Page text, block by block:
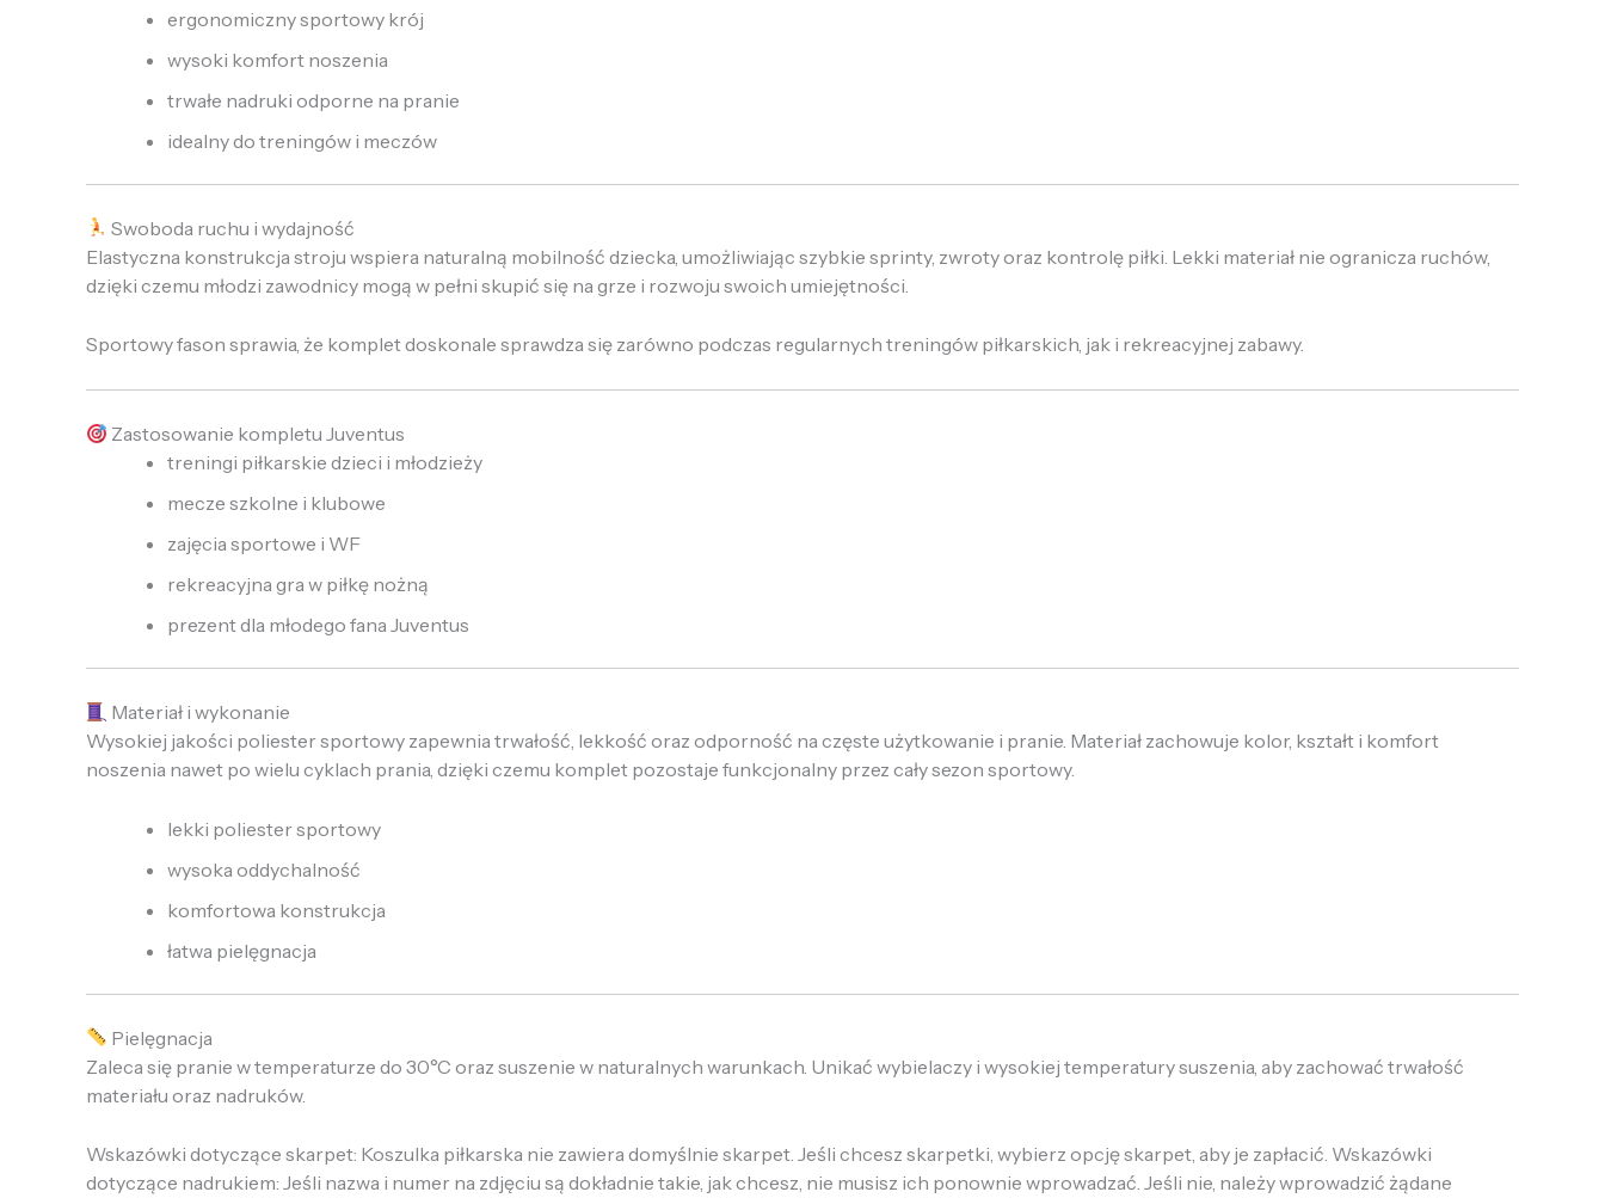
ergonomiczny sportowy krój
wysoki komfort noszenia
trwałe nadruki odporne na pranie
idealny do treningów i meczów
Swoboda ruchu i wydajność
Elastyczna konstrukcja stroju wspiera naturalną mobilność dziecka, umożliwiając szybkie sprinty, zwroty oraz kontrolę piłki. Lekki materiał nie ogranicza ruchów,
dzięki czemu młodzi zawodnicy mogą w pełni skupić się na grze i rozwoju swoich umiejętności.
Sportowy fason sprawia, że komplet doskonale sprawdza się zarówno podczas regularnych treningów piłkarskich, jak i rekreacyjnej zabawy.
Zastosowanie kompletu Juventus
treningi piłkarskie dzieci i młodzieży
mecze szkolne i klubowe
zajęcia sportowe i WF
rekreacyjna gra w piłkę nożną
prezent dla młodego fana Juventus
Materiał i wykonanie
Wysokiej jakości poliester sportowy zapewnia trwałość, lekkość oraz odporność na częste użytkowanie i pranie. Materiał zachowuje kolor, kształt i komfort
noszenia nawet po wielu cyklach prania, dzięki czemu komplet pozostaje funkcjonalny przez cały sezon sportowy.
lekki poliester sportowy
wysoka oddychalność
komfortowa konstrukcja
łatwa pielęgnacja
Pielęgnacja
Zaleca się pranie w temperaturze do 30°C oraz suszenie w naturalnych warunkach. Unikać wybielaczy i wysokiej temperatury suszenia, aby zachować trwałość
materiału oraz nadruków.
Wskazówki dotyczące skarpet: Koszulka piłkarska nie zawiera domyślnie skarpet. Jeśli chcesz skarpetki, wybierz opcję skarpet, aby je zapłacić. Wskazówki
dotyczące nadrukiem: Jeśli nazwa i numer na zdjęciu są dokładnie takie, jak chcesz, nie musisz ich ponownie wprowadzać. Jeśli nie, należy wprowadzić żądane